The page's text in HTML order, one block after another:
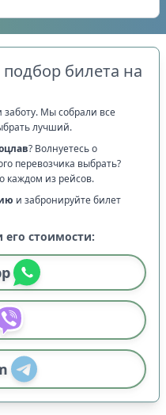
билета на
заботу. Мы собрали все
лучший.
? Волнуетесь о
перевозчика выбрать?
о каждом из рейсов.
и забронируйте билет
его стоимости: